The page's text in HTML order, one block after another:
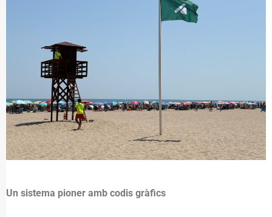
Un sistema pioner amb codis gràfics